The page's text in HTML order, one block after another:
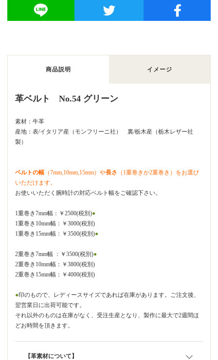
商品説明 イメージ
革ベルト No.54 グリーン
素材：牛革
産地：表/イタリア産（モンフリーニ社） 裏/栃木産（栃木レザー社
製）
ベルトの幅 （7mm,10mm,15mm）や長さ
（1重巻きか2重巻き）をお選び
いただけます。
お使いいただく腕時計の対応ベルト幅をご確認下さい。
1重巻き7mm幅：￥2500(税別)●
1重巻き10mm幅：￥3000(税別)
1重巻き15mm幅：￥3500(税別)●
2重巻き7mm幅 ：￥3500(税別)●
2重巻き10mm幅：￥3800(税別)
2重巻き15mm幅：￥4000(税別)
●印のもので、レディースサイズであれば在庫があります。ご注文後、
翌営業日に出荷可能です。
それ以外のものは在庫がなく、受注生産となり、製作に最大で2週間ほ
どお時間を頂きます。
【革素材について】